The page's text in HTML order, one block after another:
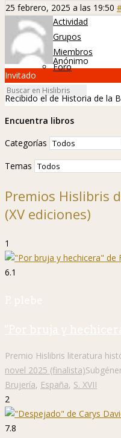
Hislibreños
Actividad
Grupos
Miembros
Foro
25 febrero, 2025 a las 19:50
Anónimo
Invitado
Recibido el de Historia de la
Encuentra libros
Categorías
Temas
Premios Hislibris
(XV ediciones)
1
6.1
P. plebe
"Por bruja y
Premio Hislibris literatura
novel 2025 (finalista)
Brujería, España, S. XVII
2
7.8